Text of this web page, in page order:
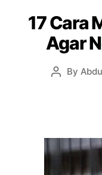
17 Cara
Agar
Post
By